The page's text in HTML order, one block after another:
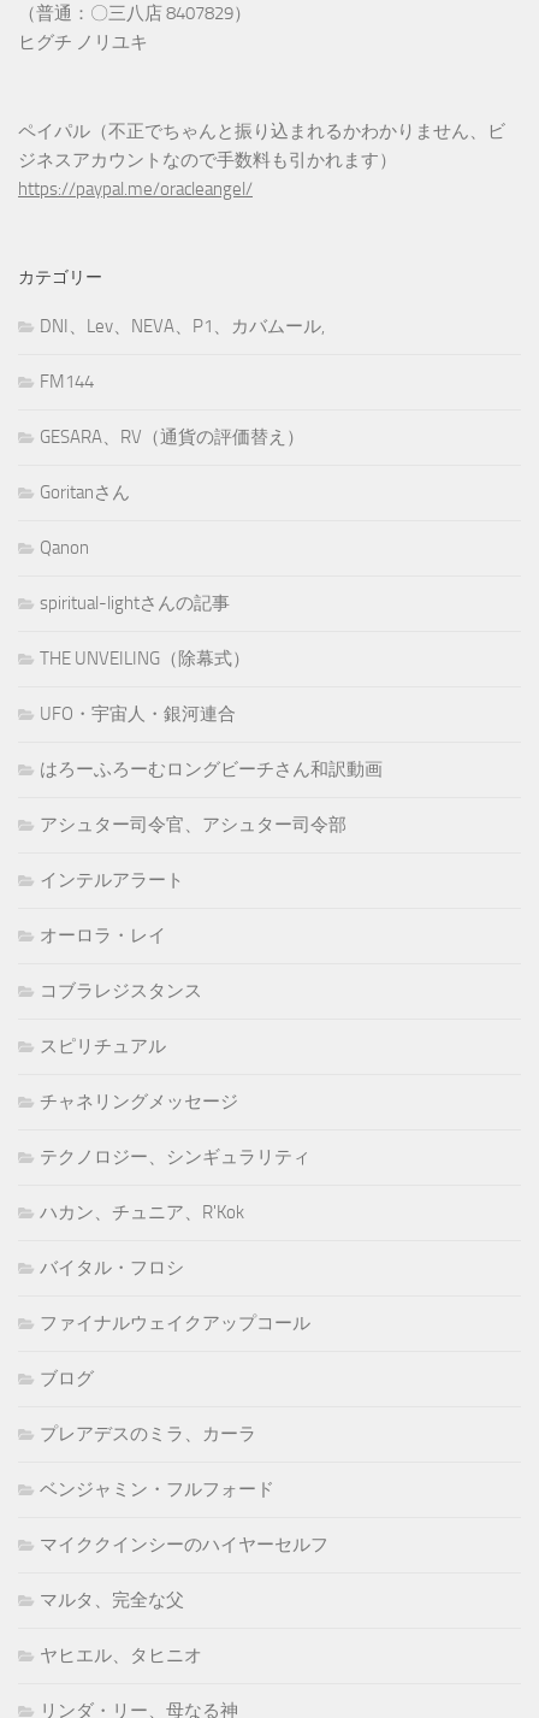
（普通：〇三八店 8407829）
ヒグチ ノリユキ
ペイパル（不正でちゃんと振り込まれるかわかりません、ビ
ジネスアカウントなので手数料も引かれます）
https://paypal.me/oracleangel/
カテゴリー
DNI、Lev、NEVA、P1、カバムール,
FM144
GESARA、RV（通貨の評価替え）
Goritanさん
Qanon
spiritual-lightさんの記事
THE UNVEILING（除幕式）
UFO・宇宙人・銀河連合
はろーふろーむロングビーチさん和訳動画
アシュター司令官、アシュター司令部
インテルアラート
オーロラ・レイ
コブラレジスタンス
スピリチュアル
チャネリングメッセージ
テクノロジー、シンギュラリティ
ハカン、チュニア、R'Kok
バイタル・フロシ
ファイナルウェイクアップコール
ブログ
プレアデスのミラ、カーラ
ベンジャミン・フルフォード
マイククインシーのハイヤーセルフ
マルタ、完全な父
ヤヒエル、タヒニオ
リンダ・リー、母なる神